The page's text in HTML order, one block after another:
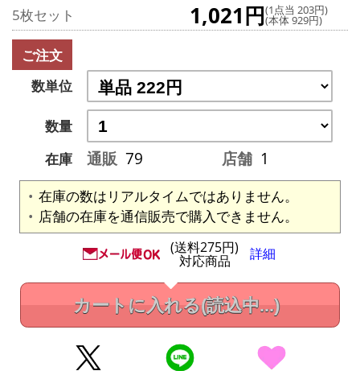
5枚セット 1,021円(1点当 203円)
(本体 929円)
ご注文
数単位
数量
在庫
通販 79 店舗 1
在庫の数はリアルタイムではありません。
店舗の在庫を通信販売で購入できません。
(送料275円)
対応商品 詳細
カートに入れる(読込中...)